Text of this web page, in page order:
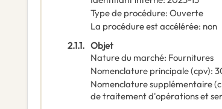
Type de procédure: Ouverte
La procédure est accélérée: non
2.1.1. Objet
Nature du marché: Fournitures
Nomenclature principale(cpv):
Nomenclature supplémentaire(
de traitement d'opérations et